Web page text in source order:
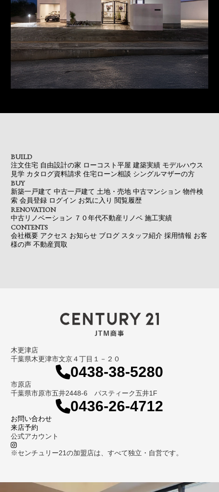
BUILD
注文住宅 自由設計の家 ローコスト平屋 建築実績 モデルハウス
見学 カタログ資料請求 住宅ローン相談 シングルマザーの方
BUY
新築一戸建て 中古一戸建て 土地・売地 中古マンション 物件検
索 会員登録 ログイン お気に入り 閲覧履歴
RENOVATION
中古リノベーション ７０年代不動産リノベ 施工実績
CONTENTS
会社概要 アクセス お知らせ ブログ スタッフ紹介 採用情報 お客
様の声 不動産買取
木更津店
千葉県木更津市文京４丁目１－２０
0438-38-5280
市原店
千葉県市原市五井2448-6 パスティーク五井1F
0436-26-4712
お問い合わせ
来店予約
公式アカウント
※センチュリー21の加盟店は、すべて独立・自営です。